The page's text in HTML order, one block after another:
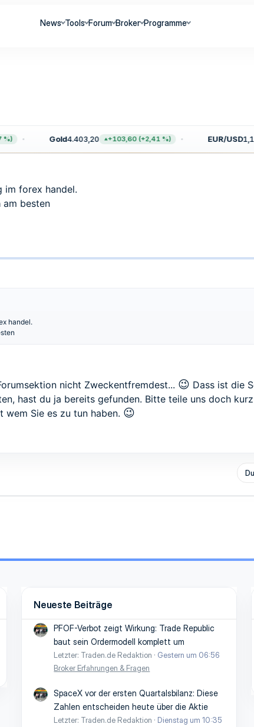
News Tools Forum Broker Programme
Gold4.403,20 +103,60 (+2,41 %) EUR/USD
im forex handel.
am besten
handel.
nicht Zweckentfremdest... 😉 Dass ist die
hast du ja bereits gefunden. Bitte teile uns doch
wem Sie es zu tun haben. 😉
Neueste Beiträge
PFOF-Verbot zeigt Wirkung: Trade Republic
baut sein Ordermodell komplett um
Letzter: Traden.de Redaktion
Gestern um 06:56
Broker Erfahrungen & Fragen
SpaceX vor der ersten Quartalsbilanz: Diese
Zahlen entscheiden heute über die Aktie
Letzter: Traden.de Redaktion
Dienstag um 10:35